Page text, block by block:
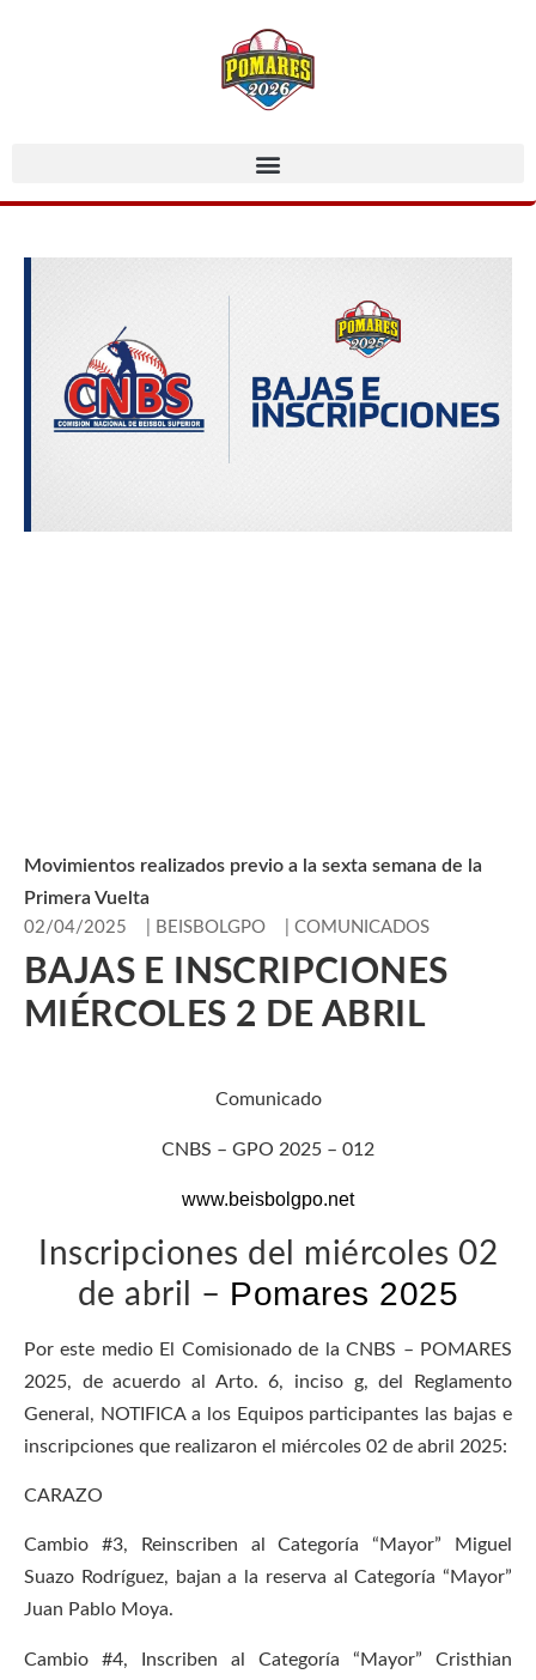
Movimientos realizados previo a la sexta semana de la
Primera Vuelta
02/04/2025 BEISBOLGPO COMUNICADOS
BAJAS E INSCRIPCIONES
MIÉRCOLES 2 DE ABRIL
Comunicado
CNBS – GPO 2025 – 012
www.beisbolgpo.net
Inscripciones del miércoles 02
de abril – Pomares 2025
Por este medio El Comisionado de la CNBS – POMARES
2025, de acuerdo al Arto. 6, inciso g, del Reglamento
General, NOTIFICA a los Equipos participantes las bajas e
inscripciones que realizaron el miércoles 02 de abril 2025:
CARAZO
Cambio #3, Reinscriben al Categoría “Mayor” Miguel
Suazo Rodríguez, bajan a la reserva al Categoría “Mayor”
Juan Pablo Moya.
Cambio #4, Inscriben al Categoría “Mayor” Cristhian